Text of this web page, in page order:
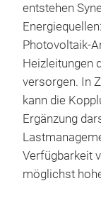
entstehen
Photovoltaik-
Heizleitungen
versorgen. In
kann die
Ergänzung
Verfügbarkeit
möglichst